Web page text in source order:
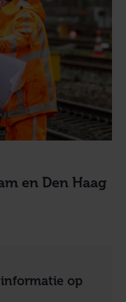
en Den Haag
op